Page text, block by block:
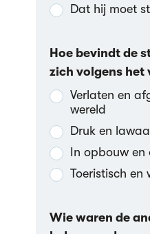
Dat hij moet
Hoe bevindt de
zich volgens het
Verlaten en
wereld
Druk en
In opbouw en
Toeristisch en
Wie waren de